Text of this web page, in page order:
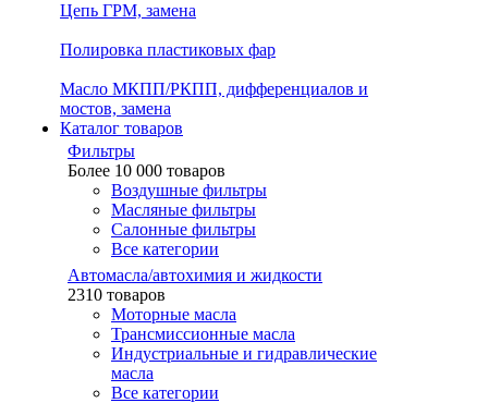
Цепь ГРМ, замена
Полировка пластиковых фар
Масло МКПП/РКПП, дифференциалов и
мостов, замена
Каталог товаров
Фильтры
Более 10 000 товаров
Воздушные фильтры
Масляные фильтры
Салонные фильтры
Все категории
Автомасла/автохимия и жидкости
2310 товаров
Моторные масла
Трансмиссионные масла
Индустриальные и гидравлические
масла
Все категории